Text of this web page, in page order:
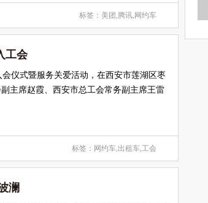
标签： 美团 ,腾讯, 网约车
工会
仪式暨服务关爱活动，在西安市莲湖区枣
主席赵霞、西安市总工会常务副主席王雷
标签： 网约车,出租车,工会
澜